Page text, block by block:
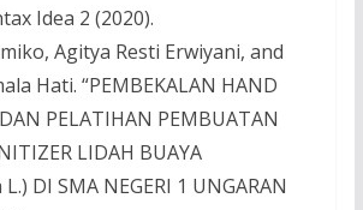
Idea 2 (2020).
Agitya Resti Erwiyani, and
Hati. “PEMBEKALAN HAND
PELATIHAN PEMBUATAN
LIDAH BUAYA
DI SMA NEGERI 1 UNGARAN